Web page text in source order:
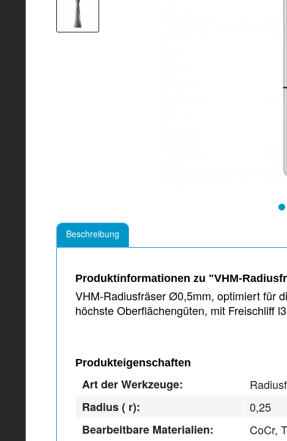
Beschreibung
Produktinformationen zu "VHM-
VHM-Radiusfräser Ø0,5mm, optimiert für
höchste Oberflächengüten, mit Freischliff
Produkteigenschaften
Art der Werkzeuge:
Radius ( r):
0,25
Bearbeitbare Materialien:
CoCr,